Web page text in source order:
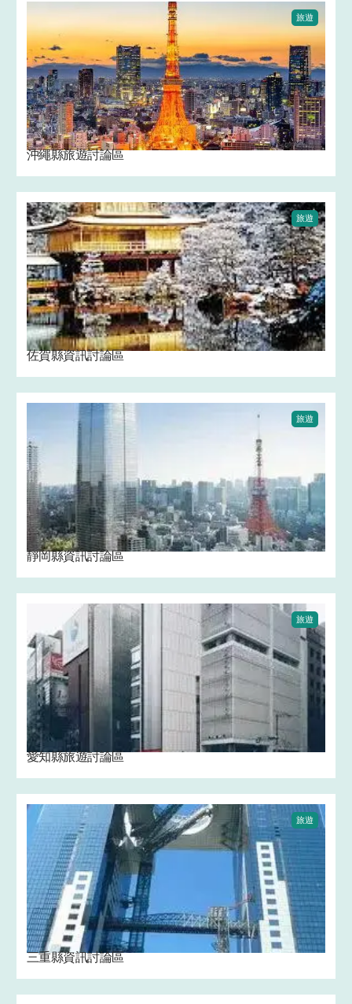
旅遊
沖繩縣旅遊討論區
旅遊
佐賀縣資訊討論區
旅遊
靜岡縣資訊討論區
旅遊
愛知縣旅遊討論區
旅遊
三重縣資訊討論區